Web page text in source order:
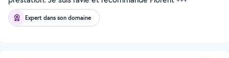
Expert dans son domaine